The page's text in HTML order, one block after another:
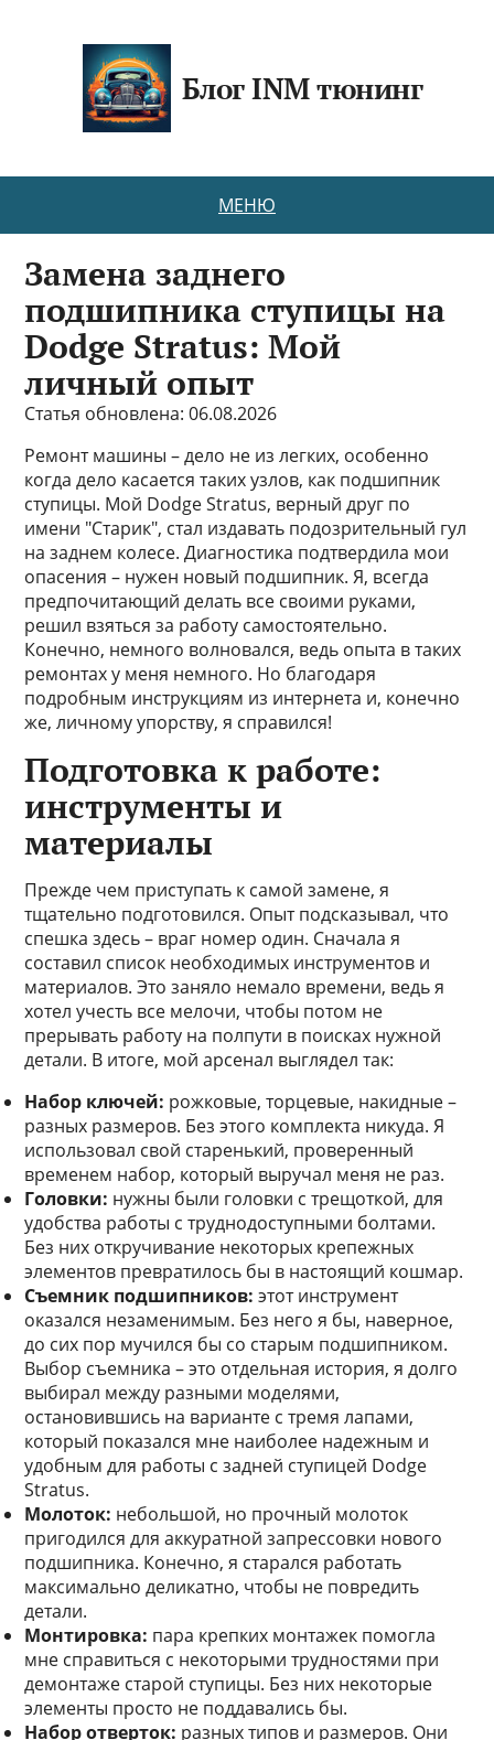
Блог INM тюнинг
МЕНЮ
Замена заднего
подшипника ступицы на
Dodge Stratus: Мой
личный опыт
Статья обновлена: 06.08.2026
Ремонт машины – дело не из легких, особенно
когда дело касается таких узлов, как подшипник
ступицы. Мой Dodge Stratus, верный друг по
имени "Старик", стал издавать подозрительный гул
на заднем колесе. Диагностика подтвердила мои
опасения – нужен новый подшипник. Я, всегда
предпочитающий делать все своими руками,
решил взяться за работу самостоятельно.
Конечно, немного волновался, ведь опыта в таких
ремонтах у меня немного. Но благодаря
подробным инструкциям из интернета и, конечно
же, личному упорству, я справился!
Подготовка к работе:
инструменты и
материалы
Прежде чем приступать к самой замене, я
тщательно подготовился. Опыт подсказывал, что
спешка здесь – враг номер один. Сначала я
составил список необходимых инструментов и
материалов. Это заняло немало времени, ведь я
хотел учесть все мелочи, чтобы потом не
прерывать работу на полпути в поисках нужной
детали. В итоге, мой арсенал выглядел так:
Набор ключей: рожковые, торцевые, накидные –
разных размеров. Без этого комплекта никуда. Я
использовал свой старенький, проверенный
временем набор, который выручал меня не раз.
Головки: нужны были головки с трещоткой, для
удобства работы с труднодоступными болтами.
Без них откручивание некоторых крепежных
элементов превратилось бы в настоящий кошмар.
Съемник подшипников: этот инструмент
оказался незаменимым. Без него я бы, наверное,
до сих пор мучился бы со старым подшипником.
Выбор съемника – это отдельная история, я долго
выбирал между разными моделями,
остановившись на варианте с тремя лапами,
который показался мне наиболее надежным и
удобным для работы с задней ступицей Dodge
Stratus.
Молоток: небольшой, но прочный молоток
пригодился для аккуратной запрессовки нового
подшипника. Конечно, я старался работать
максимально деликатно, чтобы не повредить
детали.
Монтировка: пара крепких монтажек помогла
мне справиться с некоторыми трудностями при
демонтаже старой ступицы. Без них некоторые
элементы просто не поддавались бы.
Набор отверток: разных типов и размеров. Они